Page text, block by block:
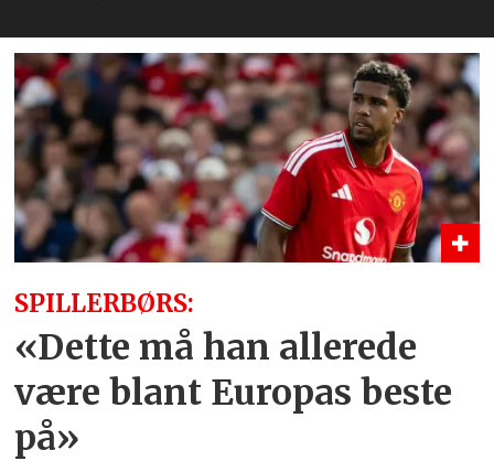
SPILLERBØRS:
«Dette må han allerede
være blant Europas beste
på»